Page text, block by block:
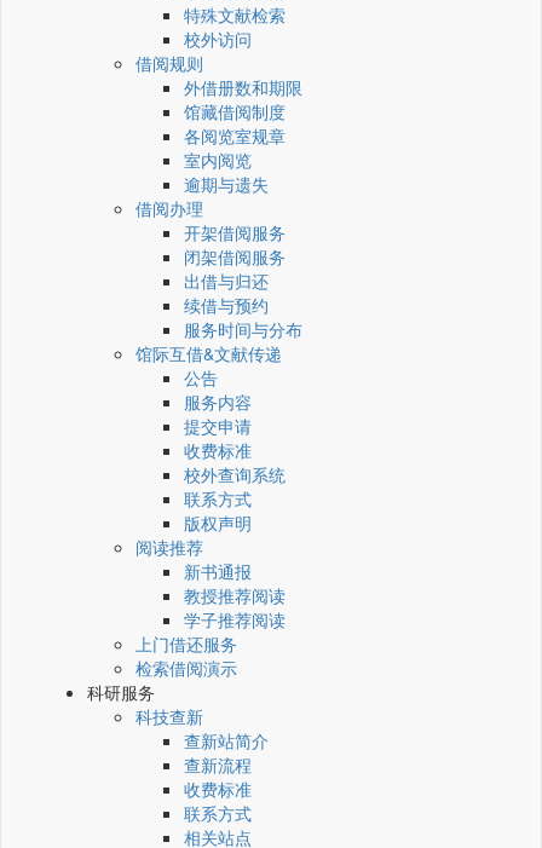
特殊文献检索
校外访问
借阅规则
外借册数和期限
馆藏借阅制度
各阅览室规章
室内阅览
逾期与遗失
借阅办理
开架借阅服务
闭架借阅服务
出借与归还
续借与预约
服务时间与分布
馆际互借&文献传递
公告
服务内容
提交申请
收费标准
校外查询系统
联系方式
版权声明
阅读推荐
新书通报
教授推荐阅读
学子推荐阅读
上门借还服务
检索借阅演示
科研服务
科技查新
查新站简介
查新流程
收费标准
联系方式
相关站点